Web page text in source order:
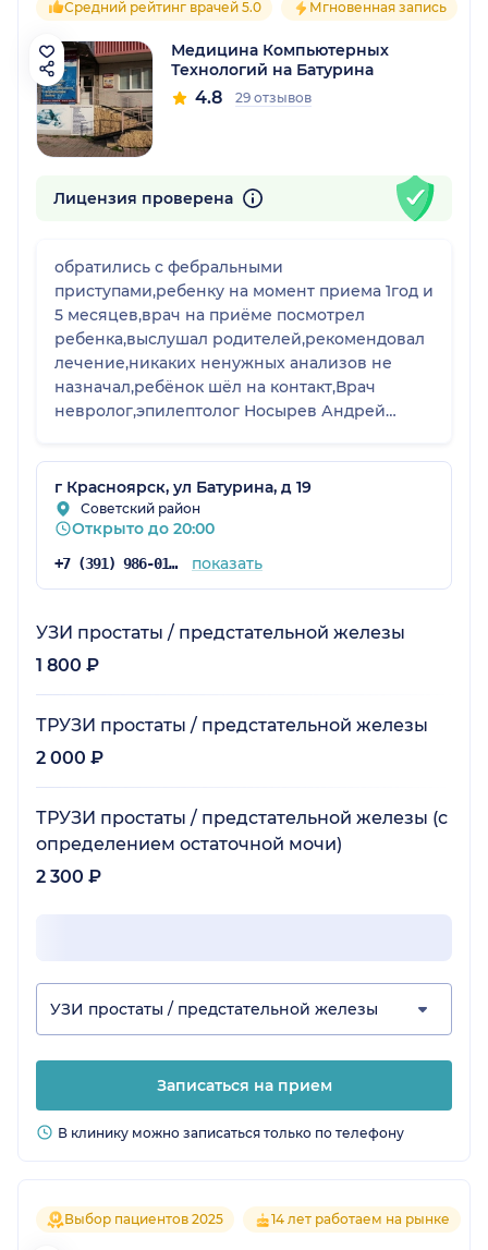
Средний рейтинг врачей 5.0 Мгновенная запись
Медицина Компьютерных
Технологий на Батурина
4.8 29 отзывов
Лицензия проверена
обратились с фебральными
приступами,ребенку на момент приема 1год и
5 месяцев,врач на приёме посмотрел
ребенка,выслушал родителей,рекомендовал
лечение,никаких ненужных анализов не
назначал,ребёнок шёл на контакт,Врач
невролог,эпилептолог Носырев Андрей
ещё очень понравился врач на момент
приема врач уже подготовил описание
исследования ЭЭГ,хотя мы его прошли за 3
часа до приёма и уже изучил всю нашу
историю,рекомендую клинику МКТ.
г Красноярск, ул Батурина, д 19
Советский район
Открыто до 20:00
+7 (391) 986-01-59 показать
УЗИ простаты / предстательной железы
1 800 ₽
ТРУЗИ простаты / предстательной железы
2 000 ₽
ТРУЗИ простаты / предстательной железы (с
определением остаточной мочи)
2 300 ₽
УЗИ простаты / предстательной железы
Записаться на прием
В клинику можно записаться только по телефону
Выбор пациентов 2025 14 лет работаем на рынке